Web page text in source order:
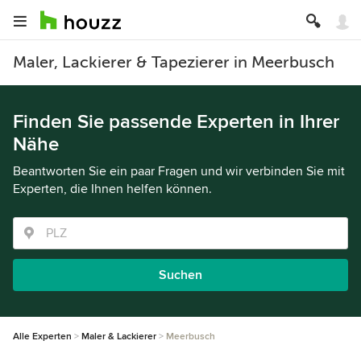
Maler, Lackierer & Tapezierer in Meerbusch
Finden Sie passende Experten in Ihrer
Nähe
Beantworten Sie ein paar Fragen und wir verbinden Sie mit
Experten, die Ihnen helfen können.
Suchen
Alle Experten Maler & Lackierer Meerbusch